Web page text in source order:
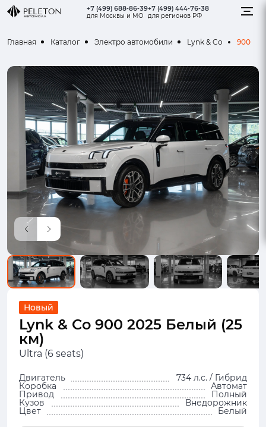
+7 (499) 688-86-39
для Москвы и МО
+7 (499) 444-76-38
для регионов РФ
Главная Каталог Электро автомобили Lynk & Co 900
Новый
Lynk & Co 900 2025 Белый (25
км)
Ultra (6 seats)
Двигатель 734 л.с. / Гибрид
Коробка Автомат
Привод Полный
Кузов Внедорожник
Цвет Белый